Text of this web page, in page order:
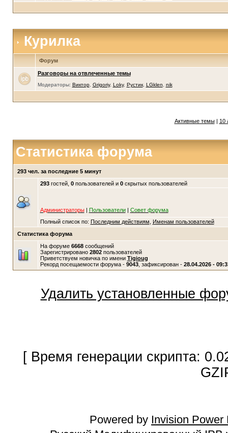
Курилка
Форум
Разговоры на отвлеченные темы
Модераторы: Виктор, Grigoriy, Loky, Рустик, LGklen nik
Активные темы| 10
Статистика форума
293 чел. за последние 5 минут
293гостей, 0пользователей и 0скрытых пользователей
Администраторы| Пользователи| Совет форума
Полный список по: Последним действиям
Именам пользователей
Статистика форума
На форуме 6668сообщений
Зарегистрировано 2802пользователей
Приветствуем новичка по имени Tigioug
Рекорд посещаемости форума - 9043, зафиксирован - 28.04.2026 -
Удалить установленные
[ Время генерации скрипта:
Powered by Invision Power